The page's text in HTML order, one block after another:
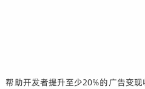
助开发者提升至少20%的广告变现